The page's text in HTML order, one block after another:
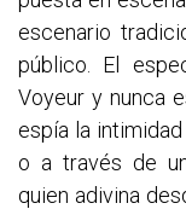
escenario
público. El
Voyeur y nunca
espía la
o a través de
quien adivina